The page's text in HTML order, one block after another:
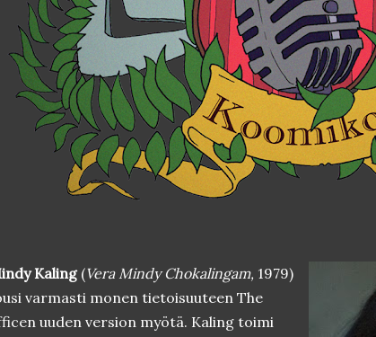
Kaling(Vera Mindy Chokalingam, 1979)
varmasti monen tietoisuuteen The
uuden version myötä. Kaling toimi